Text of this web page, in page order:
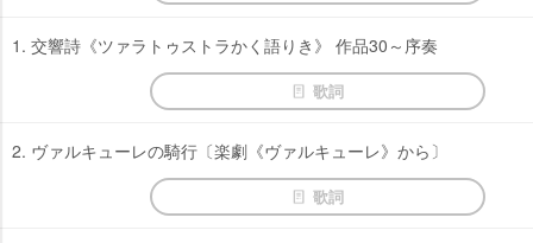
1. 交響詩《ツァラトゥストラかく語りき》 作品30～序奏
歌詞
2. ヴァルキューレの騎行〔楽劇《ヴァルキューレ》から〕
歌詞